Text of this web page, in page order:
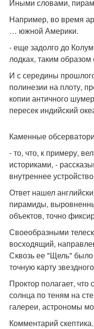
Иными словами,
Например, во время
… южной Америки.
- еще задолго до
лодках, таким
И с середины
полинезии на плоту,
копии античного
пересек индийский
Каменные
- то, что, к примеру,
историками, -
внутреннее
Ответ нашел
пирамиды,
объектов, точно
Своеобразными
восходящий,
Сквозь ее "Щель" было
точную карту
Проктор полагает,
солнца по теням на
галереи, астрономы
Комментарий скептика.